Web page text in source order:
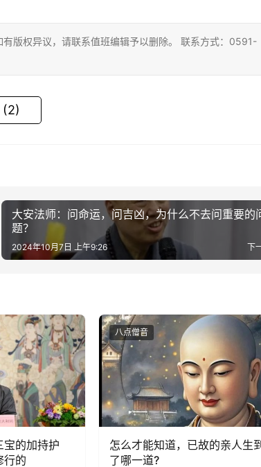
版权异议，请联系值班编辑予以删除。 联系方式：0591-
(2)
大安法师：问命运，问吉凶，为什么不去问重要的
题？
下
2024年10月7日 上午9:26
宝的加持护
行的
八点僧音
怎么才能知道，已故的亲人生
了哪一道?